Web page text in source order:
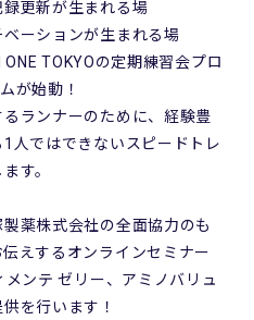
更新が生まれる場
ーションが生まれる場
TOKYOの定期練習会プロ
が始動！
ランナーのために、経験豊
人ではできないスピードトレ
す。
薬株式会社の全面協力のも
えするオンラインセミナー
ンテ ゼリー、アミノバリュ
を行います！